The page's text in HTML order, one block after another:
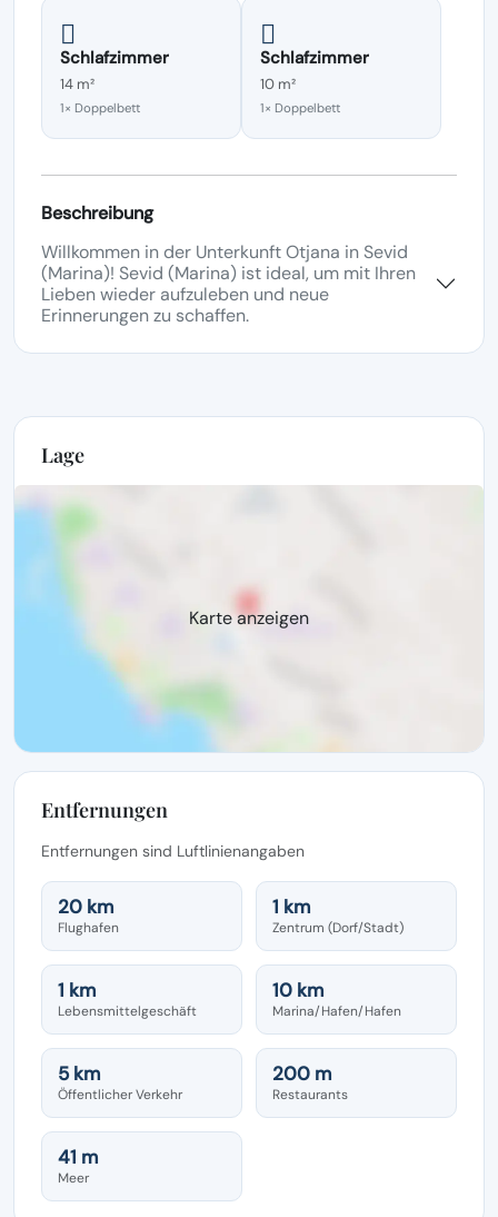
Schlafzimmer
14 m²
1× Doppelbett
Schlafzimmer
10 m²
1× Doppelbett
Beschreibung
Willkommen in der Unterkunft Otjana in Sevid
(Marina)! Sevid (Marina) ist ideal, um mit Ihren
Lieben wieder aufzuleben und neue
Erinnerungen zu schaffen.
Lage
Karte anzeigen
Entfernungen
Entfernungen sind Luftlinienangaben
20 km
Flughafen
1 km
Zentrum (Dorf/Stadt)
1 km
Lebensmittelgeschäft
10 km
Marina/Hafen/Hafen
5 km
Öffentlicher Verkehr
200 m
Restaurants
41 m
Meer